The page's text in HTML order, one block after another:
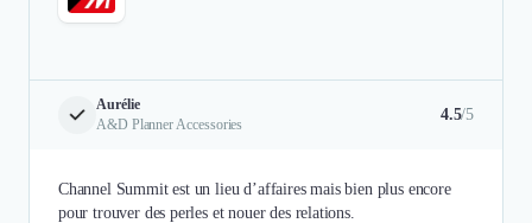
Aurélie
A&D Planner Accessories
4.5/5
Channel Summit est un lieu d’affaires mais bien plus encore
pour trouver des perles et nouer des relations.